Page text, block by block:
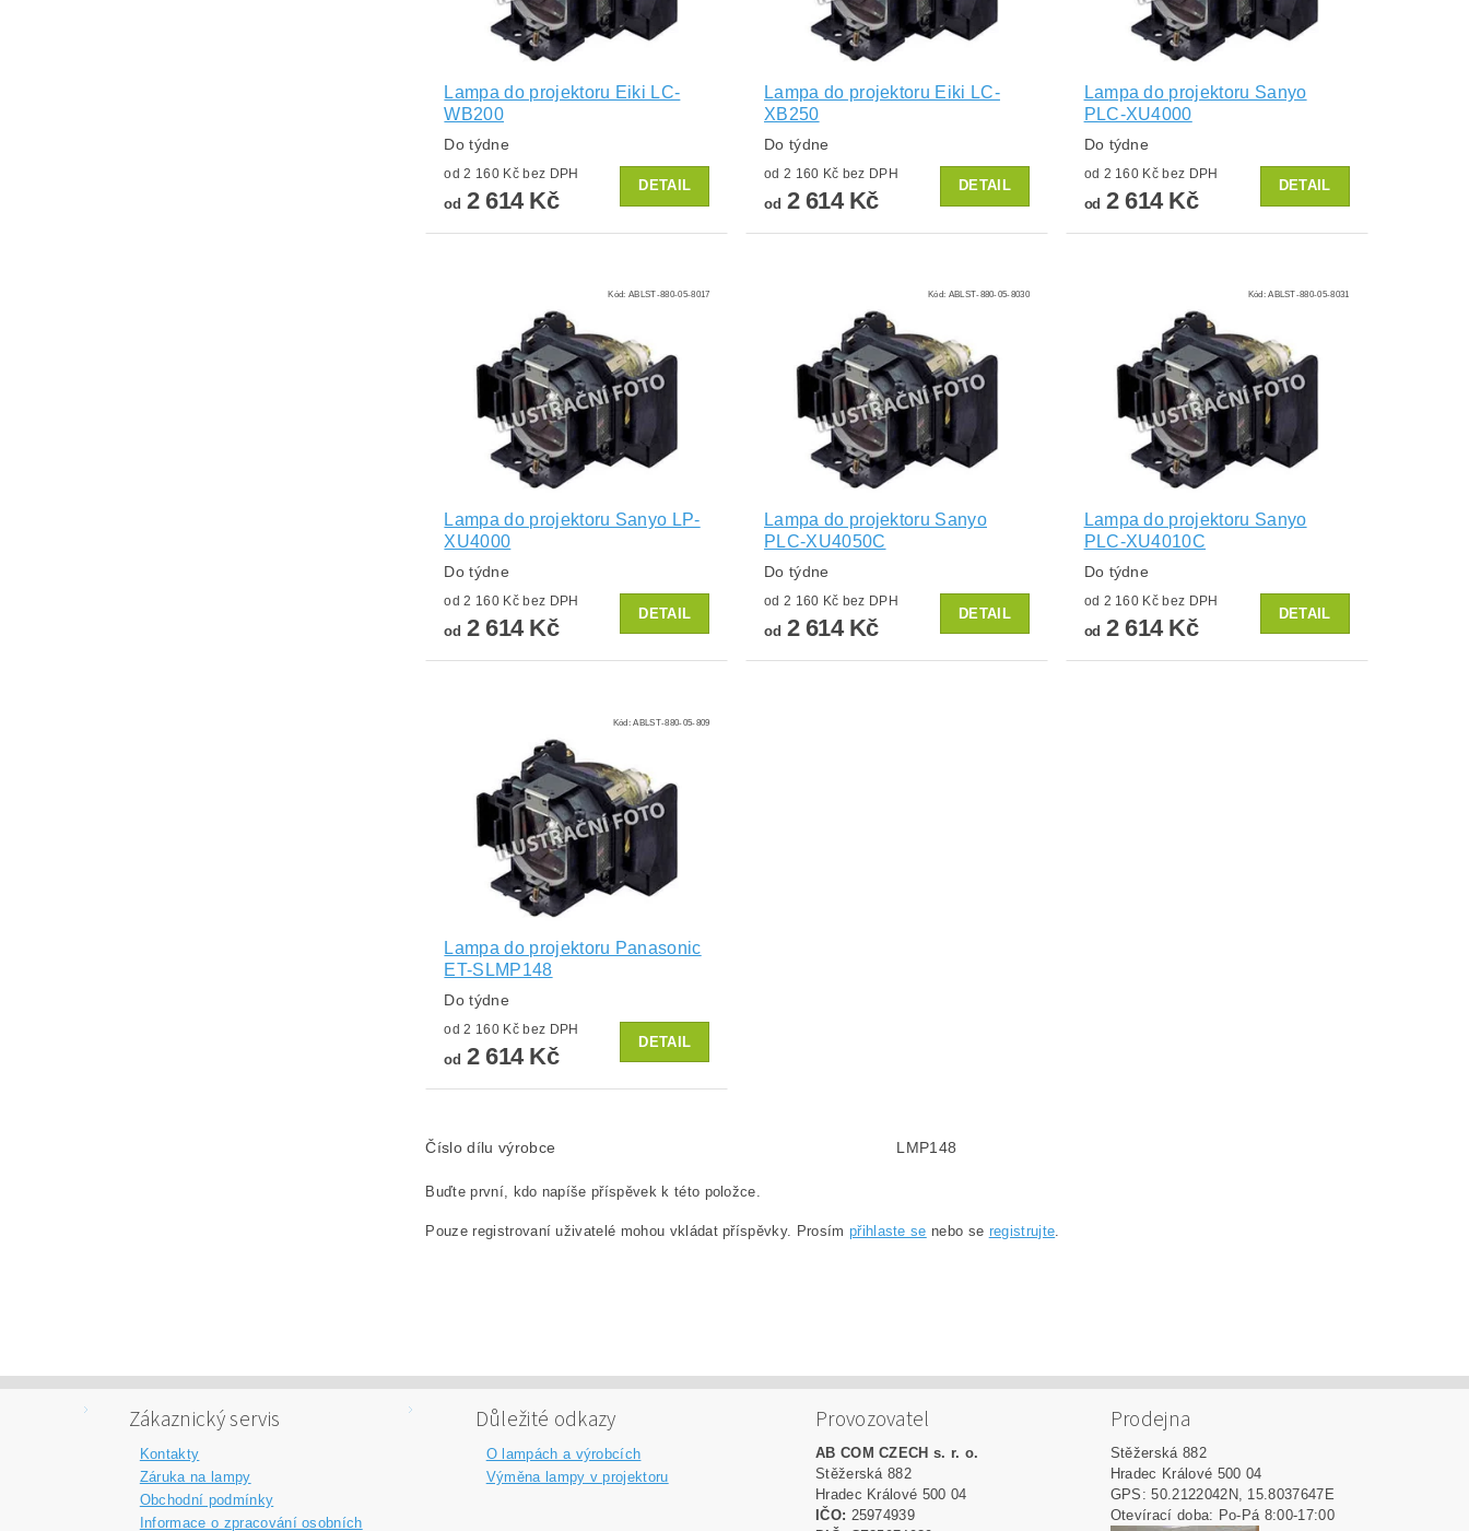
Lampa do projektoru Eiki LC-
WB200
Do týdne
od 2 160 Kč bez DPH
od 2 614 Kč
DETAIL
Lampa do projektoru Eiki LC-
XB250
Do týdne
od 2 160 Kč bez DPH
od 2 614 Kč
DETAIL
Lampa do projektoru Sanyo
PLC-XU4000
Do týdne
od 2 160 Kč bez DPH
od 2 614 Kč
DETAIL
Kód:ABLST-880-05-8017
Lampa do projektoru Sanyo LP-
XU4000
Do týdne
od 2 160 Kč bez DPH
od 2 614 Kč
DETAIL
Kód: ABLST-880-05-8030
Lampa do projektoru Sanyo
PLC-XU4050C
Do týdne
od 2 160 Kč bez DPH
od 2 614 Kč
DETAIL
Kód:ABLST-880-05-8031
Lampa do projektoru Sanyo
PLC-XU4010C
Do týdne
od 2 160 Kč bez DPH
od 2 614 Kč
DETAIL
Kód:ABLST-880-05-809
Lampa do projektoru Panasonic
ET-SLMP148
Do týdne
od 2 160 Kč bez DPH
od 2 614 Kč
DETAIL
Číslo dílu výrobce LMP148
Buďte první, kdo napíše příspěvek k této položce.
Pouze registrovaní uživatelé mohou vkládat příspěvky. Prosím přihlaste se nebo se registrujte.
Zákaznický servis
Kontakty
Záruka na lampy
Obchodní podmínky
Informace o zpracování osobních
Důležité odkazy
O lampách a výrobcích
Výměna lampy v projektoru
Provozovatel
AB COM CZECH s. r. o.
Stěžerská 882
Hradec Králové 500 04
IČO: 25974939
Prodejna
Stěžerská 882
Hradec Králové 500 04
GPS: 50.2122042N, 15.8037647E
Otevírací doba: Po-Pá 8:00-17:00